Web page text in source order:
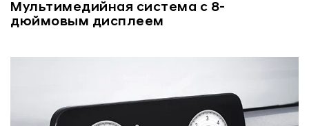
Мультимедийная система с 8-
дюймовым дисплеем